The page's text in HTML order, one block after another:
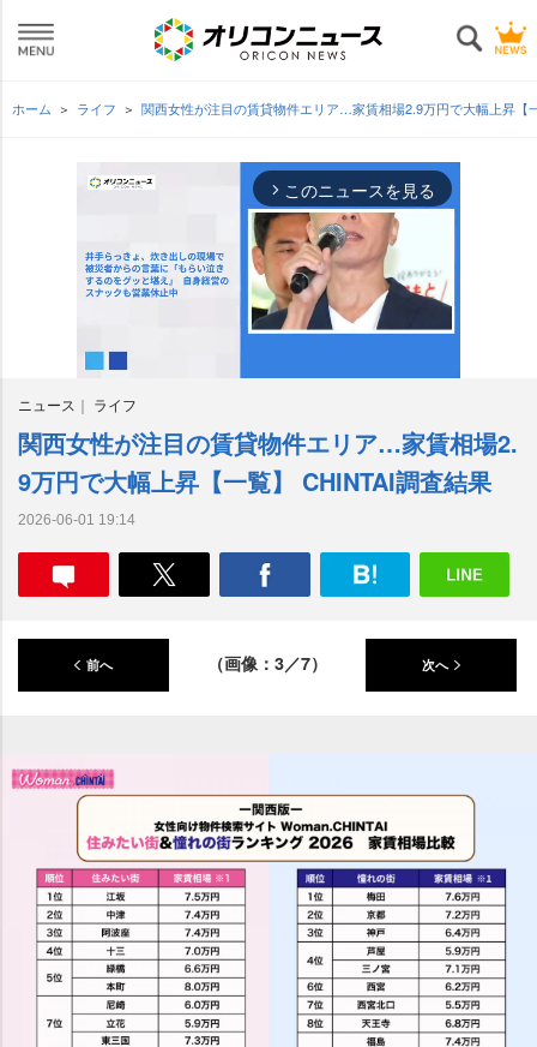
ホーム ライフ 関西女性が注目の賃貸物件エリア…家賃相場2.9万円で大幅上昇【
arrow_forward_ios このニュースを見る
t
ニュース ライフ
関西女性が注目の賃貸物件エリア…家賃相場2.
9万円で大幅上昇【一覧】 CHINTAI調査結果
2026-06-01 19:14
前へ （画像：3／7） 次へ